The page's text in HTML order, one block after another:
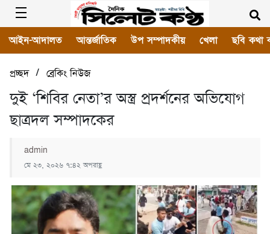
আইন-আদালত আন্তর্জাতিক উপ সম্পাদকীয় খেলা ছবি কথা
প্রচ্ছদ/ ব্রেকিং নিউজ
দুই ‘শিবির নেতা’র অস্ত্র প্রদর্শনের অভিযোগ
ছাত্রদল সম্পাদকের
admin
মে ২৩, ২০২৬ ৭:৪২ অপরাহ্ণ